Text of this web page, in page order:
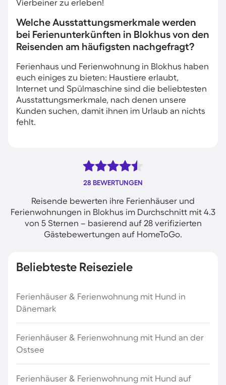
Vierbeiner zu erleben!
Welche Ausstattungsmerkmale werden
bei Ferienunterkünften in Blokhus von den
Reisenden am häufigsten nachgefragt?
Ferienhaus und Ferienwohnung in Blokhus haben
euch einiges zu bieten: Haustiere erlaubt,
Internet und Spülmaschine sind die beliebtesten
Ausstattungsmerkmale, nach denen unsere
Kunden suchen, damit ihnen im Urlaub an nichts
fehlt.
28 BEWERTUNGEN
Reisende bewerten ihre Ferienhäuser und
Ferienwohnungen in Blokhus im Durchschnitt mit 4.3
von 5 Sternen – basierend auf 28 verifizierten
Gästebewertungen auf HomeToGo.
Beliebteste Reiseziele
Ferienhäuser & Ferienwohnung mit Hund in
Dänemark
Ferienhäuser & Ferienwohnung mit Hund an der
Ostsee
Ferienhäuser & Ferienwohnung mit Hund auf